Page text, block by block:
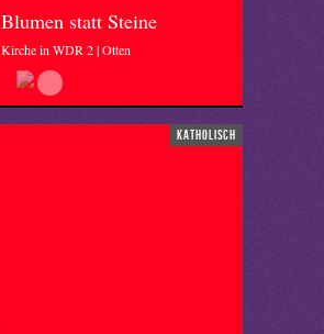
Blumen statt Steine
Kirche in WDR 2 | Otten
katholisch